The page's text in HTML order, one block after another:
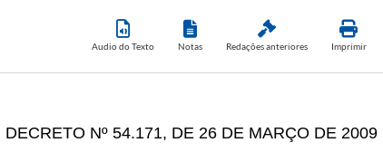
Audio do Texto Notas Redações anteriores Imprimir
DECRETO Nº 54.171, DE 26 DE MARÇO DE 2009